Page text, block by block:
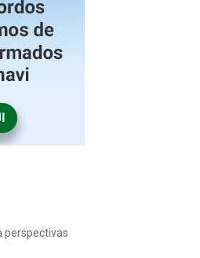
perspectivas